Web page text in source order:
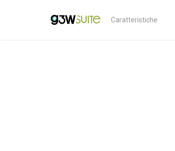
Caratteristiche